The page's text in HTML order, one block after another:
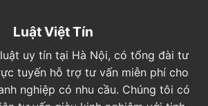
Luật Việt Tín
uy tín tại Hà Nội, có tổng đài tư
tuyến hỗ trợ tư vấn miễn phí cho
nghiệp có nhu cầu. Chúng tôi có